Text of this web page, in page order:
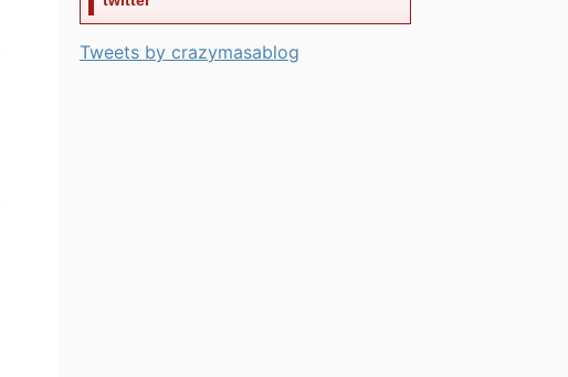
Tweets by crazymasablog